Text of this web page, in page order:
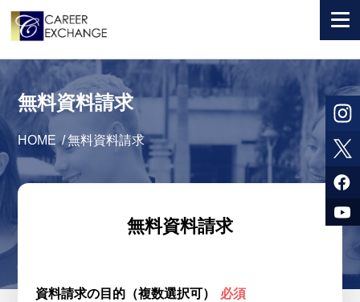
+ 国から選ぶ
+ 目的から選ぶ
求人検索
参加者体験談
+ 会社情報
無料資料請求
HOME /無料資料請求
無料資料請求
資料請求の目的（複数選択可） 必須